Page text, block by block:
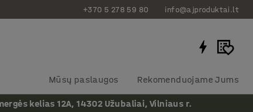
+370 5 278 59 80 info@ajproduktai.lt
Mūsų paslaugos Rekomenduojame Jums
kelias 12A, 14302 Užubaliai, Vilniaus r.